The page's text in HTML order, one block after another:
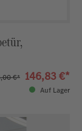
€* 146,83 €*
Auf Lager